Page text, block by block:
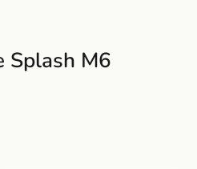
Splash M6